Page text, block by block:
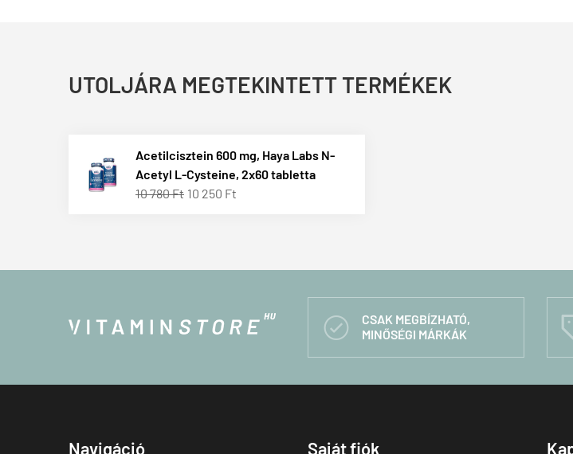
UTOLJÁRA MEGTEKINTETT TERMÉKEK
Acetilcisztein 600 mg, Haya Labs N-
Acetyl L-Cysteine, 2x60 tabletta
10 780 Ft 10 250 Ft

CSAK MEGBÍZHATÓ,
MINŐSÉGI MÁRKÁK
Navigáció Saját fiók